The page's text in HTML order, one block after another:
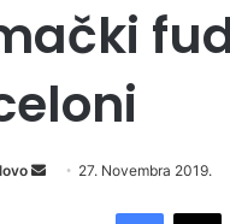
Send 27. Novembra 2019.
X